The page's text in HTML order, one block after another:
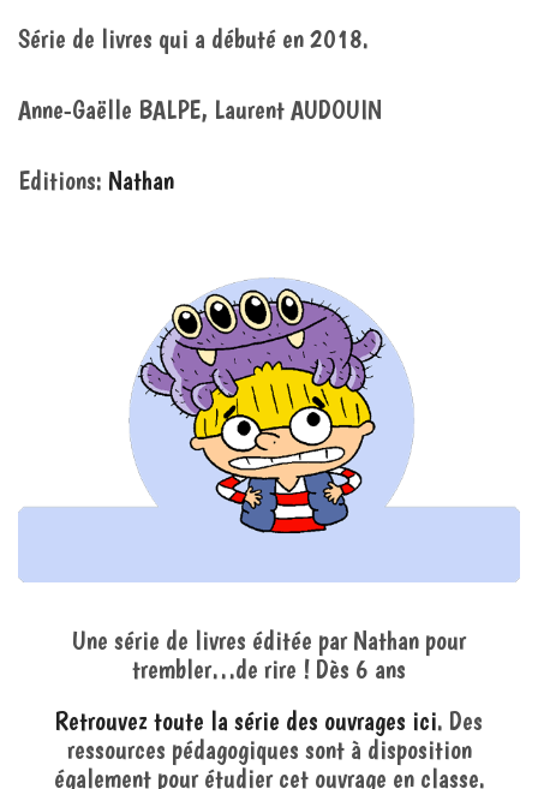
Série de livres qui a débuté en 2018.
Anne-Gaëlle BALPE, Laurent AUDOUIN
Editions: Nathan
Une série de livres éditée par Nathan pour
trembler…de rire ! Dès 6 ans
Retrouvez toute la série des ouvrages ici. Des
ressources pédagogiques sont à disposition
également pour étudier cet ouvrage en classe.